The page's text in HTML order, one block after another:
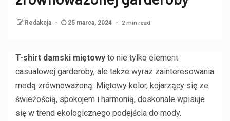
Redakcja 25 marca, 2024 2 min read
T-shirt damski miętowy to nie tylko element
casualowej garderoby, ale także wyraz zainteresowania
modą zrównoważoną. Miętowy kolor, kojarzący się ze
świeżością, spokojem i harmonią, doskonale wpisuje
się w trend ekologicznego podejścia do mody.